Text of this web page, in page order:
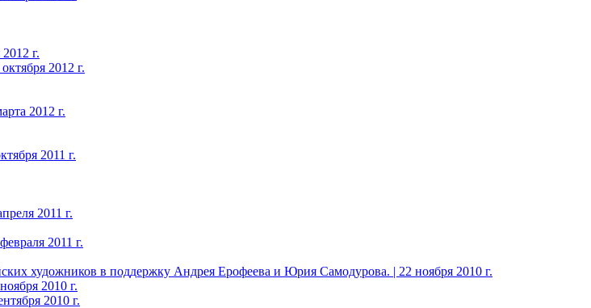
г.
2012 г.
2012 г.
2011 г.
2011 г.
2011 г.
художников в поддержку Андрея Ерофеева и Юрия Самодурова. | 22 ноября 2010 г.
2010 г.
2010 г.